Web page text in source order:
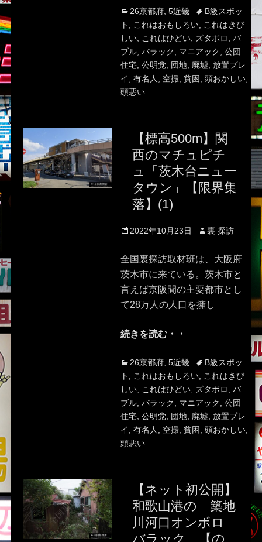
Categories
26京都府, 5近畿 TagsB級スポッ
ト
これはおもしろい,
これはきび
しい, これはひどい, ズタボロ
バ
ブル, バラック マニアック
公団
住宅, 公明党, 団地, 廃墟 放置プレ
イ
有名人 空撮, 貧困 頭おかしい,
頭悪い
【標高500m】関
西のマチュピチ
ュ「茨木台ニュー
タウン」【限界集
落】(1)
Posted
2022年10月23日 Author
裏 探訪
全国裏探訪取材班は、大阪府
茨木市に来ている。茨木市と
言えば京阪間の主要都市とし
て28万人の人口を擁し
続きを読む・・
Categories
26京都府, 5近畿 TagsB級スポッ
ト
これはおもしろい,
これはきび
しい, これはひどい, ズタボロ
バ
ブル, バラック マニアック
公団
住宅, 公明党, 団地, 廃墟 放置プレ
イ
有名人 空撮, 貧困 頭おかしい,
頭悪い
【ネット初公開】
和歌山港の「築地
川河口オンボロ
バラック」【の